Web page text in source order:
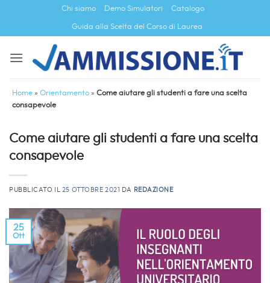
contenuti
Chi siamo Demo Simulatori Catalogo
Guida alla Scelta del Corso di Laurea
Home » Orientamento » Come aiutare gli studenti a fare una scelta
consapevole
Come aiutare gli studenti a fare una scelta
consapevole
PUBBLICATO IL 25 OTTOBRE 2021 DA REDAZIONE
25
Ott